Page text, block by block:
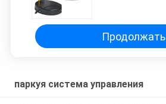
Продолжать
паркуя система управления